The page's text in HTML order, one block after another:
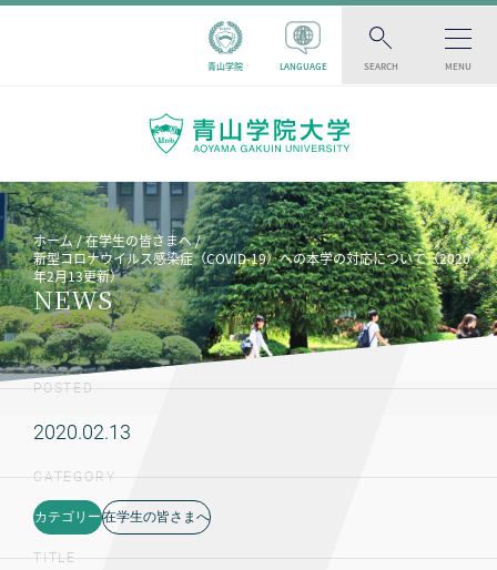
青山学院 LANGUAGE SEARCH MENU
ホーム
在学生の皆さまへ
新型コロナウイルス感染症（COVID-19）への本学の対応について（2020
年2月13更新）
NEWS
POSTED
2020.02.13
CATEGORY
カテゴリー 在学生の皆さまへ
TITLE